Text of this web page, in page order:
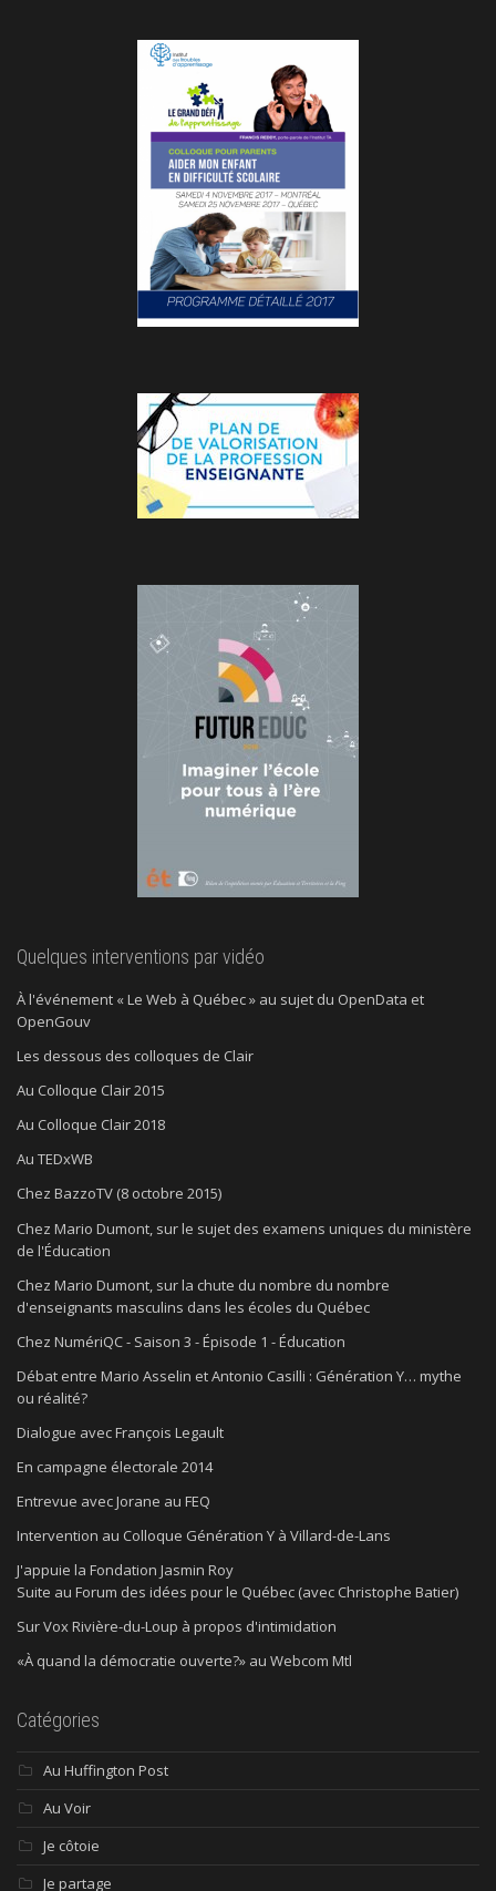
Quelques interventions par vidéo
À l'événement « Le Web à Québec » au sujet du OpenData et
OpenGouv
Les dessous des colloques de Clair
Au Colloque Clair 2015
Au Colloque Clair 2018
Au TEDxWB
Chez BazzoTV (8 octobre 2015)
Chez Mario Dumont, sur le sujet des examens uniques du ministère
de l'Éducation
Chez Mario Dumont, sur la chute du nombre du nombre
d'enseignants masculins dans les écoles du Québec
Chez NumériQC - Saison 3 - Épisode 1 - Éducation
Débat entre Mario Asselin et Antonio Casilli : Génération Y… mythe
ou réalité?
Dialogue avec François Legault
En campagne électorale 2014
Entrevue avec Jorane au FEQ
Intervention au Colloque Génération Y à Villard-de-Lans
J'appuie la Fondation Jasmin Roy
Suite au Forum des idées pour le Québec (avec Christophe Batier)
Sur Vox Rivière-du-Loup à propos d'intimidation
«À quand la démocratie ouverte?» au Webcom Mtl
Catégories
Au Huffington Post
Au Voir
Je côtoie
Je partage